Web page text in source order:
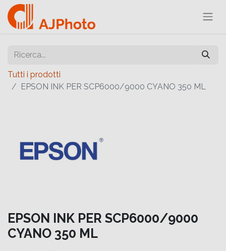
Tutti i prodotti
EPSON INK PER SCP6000/9000 CYANO 350 ML
EPSON INK PER SCP6000/9000
CYANO 350 ML